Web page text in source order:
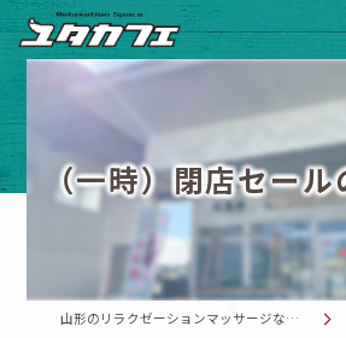
（一時）閉店セー
山形のリラクゼーションマッサージならRelaxationSpace ユタカフェ